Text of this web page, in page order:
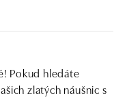
Pokud hledáte
zlatých náušnic s